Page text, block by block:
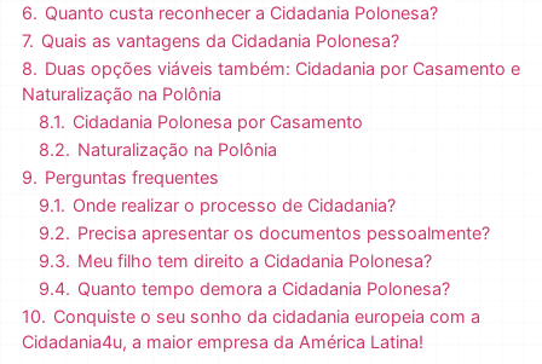
6. Quanto custa reconhecer a Cidadania Polonesa?
7. Quais as vantagens da Cidadania Polonesa?
8. Duas opções viáveis também: Cidadania por Casamento e
Naturalização na Polônia
8.1. Cidadania Polonesa por Casamento
8.2. Naturalização na Polônia
9. Perguntas frequentes
9.1. Onde realizar o processo de Cidadania?
9.2. Precisa apresentar os documentos pessoalmente?
9.3. Meu filho tem direito a Cidadania Polonesa?
9.4. Quanto tempo demora a Cidadania Polonesa?
10. Conquiste o seu sonho da cidadania europeia com a
Cidadania4u, a maior empresa da América Latina!